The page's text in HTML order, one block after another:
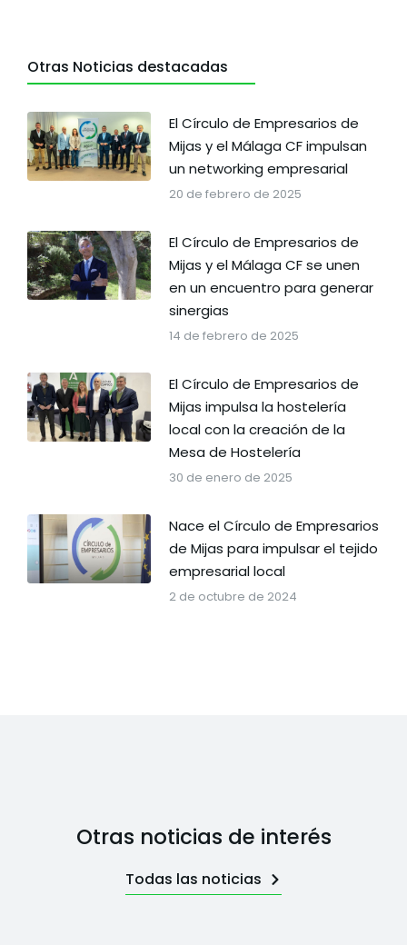
Otras Noticias destacadas
El Círculo de Empresarios de
Mijas y el Málaga CF impulsan
un networking empresarial
20 de febrero de 2025
El Círculo de Empresarios de
Mijas y el Málaga CF se unen
en un encuentro para generar
sinergias
14 de febrero de 2025
El Círculo de Empresarios de
Mijas impulsa la hostelería
local con la creación de la
Mesa de Hostelería
30 de enero de 2025
Nace el Círculo de Empresarios
de Mijas para impulsar el tejido
empresarial local
2 de octubre de 2024
Otras noticias de interés
Todas las noticias